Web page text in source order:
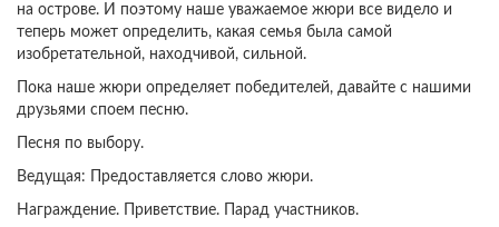
на острове. И поэтому наше уважаемое жюри все видело и
теперь может определить, какая семья была самой
изобретательной, находчивой, сильной.
Пока наше жюри определяет победителей, давайте с нашими
друзьями споем песню.
Песня по выбору.
Ведущая: Предоставляется слово жюри.
Награждение. Приветствие. Парад участников.